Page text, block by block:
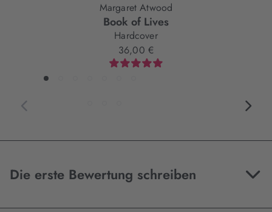
Margaret Atwood
Book of Lives
Hardcover
36,00 €
Die erste Bewertung schreiben